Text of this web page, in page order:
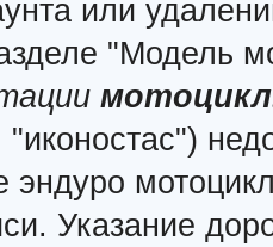
или
"Модель
"иконостас")
эндуро
Указание